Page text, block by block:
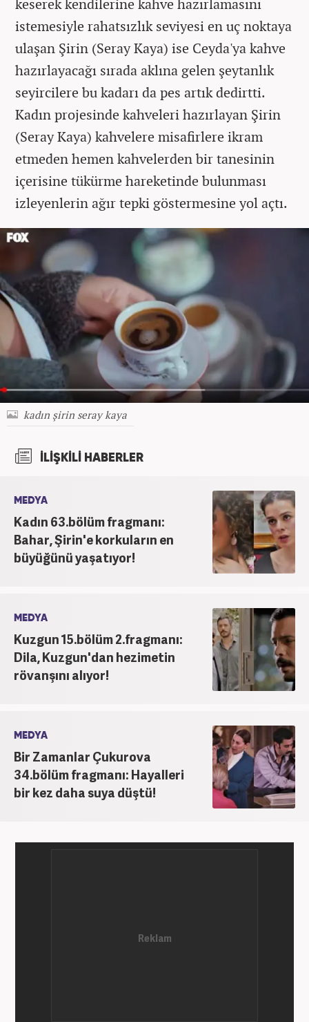
keserek kendilerine kahve hazırlamasını
istemesiyle rahatsızlık seviyesi en uç noktaya
ulaşan Şirin (Seray Kaya) ise Ceyda'ya kahve
hazırlayacağı sırada aklına gelen şeytanlık
seyircilere bu kadarı da pes artık dedirtti.
Kadın projesinde kahveleri hazırlayan Şirin
(Seray Kaya) kahvelere misafirlere ikram
etmeden hemen kahvelerden bir tanesinin
içerisine tükürme hareketinde bulunması
izleyenlerin ağır tepki göstermesine yol açtı.
kadın şirin seray kaya
İLİŞKİLİ HABERLER
MEDYA
Kadın 63.bölüm fragmanı:
Bahar, Şirin'e korkuların en
büyüğünü yaşatıyor!
MEDYA
Kuzgun 15.bölüm 2.fragmanı:
Dila, Kuzgun'dan hezimetin
rövanşını alıyor!
MEDYA
Bir Zamanlar Çukurova
34.bölüm fragmanı: Hayalleri
bir kez daha suya düştü!